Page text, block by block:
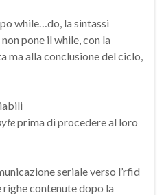
while…do, la sintassi
pone il while, con la
ma alla conclusione del ciclo,
prima di procedere al loro
seriale verso l’rfid
righe contenute dopo la